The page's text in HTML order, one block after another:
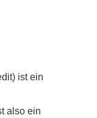
ist ein
also ein